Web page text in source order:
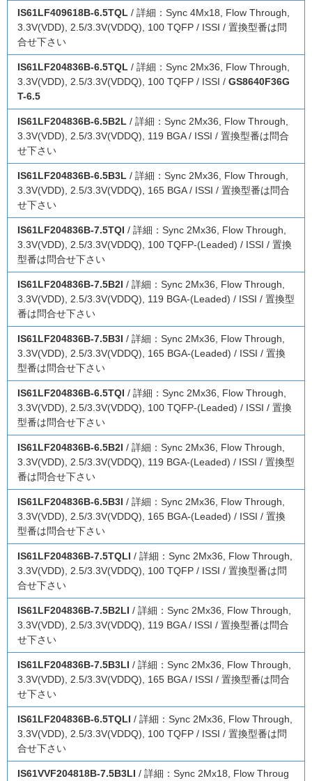
IS61LF409618B-6.5TQL / 詳細：Sync 4Mx18, Flow Through,
3.3V(VDD), 2.5/3.3V(VDDQ), 100 TQFP / ISSI / 置換型番は問
合せ下さい
IS61LF204836B-6.5TQL / 詳細：Sync 2Mx36, Flow Through,
3.3V(VDD), 2.5/3.3V(VDDQ), 100 TQFP / ISSI / GS8640F36G
T-6.5
IS61LF204836B-6.5B2L / 詳細：Sync 2Mx36, Flow Through,
3.3V(VDD), 2.5/3.3V(VDDQ), 119 BGA / ISSI / 置換型番は問合
せ下さい
IS61LF204836B-6.5B3L / 詳細：Sync 2Mx36, Flow Through,
3.3V(VDD), 2.5/3.3V(VDDQ), 165 BGA / ISSI / 置換型番は問合
せ下さい
IS61LF204836B-7.5TQI / 詳細：Sync 2Mx36, Flow Through,
3.3V(VDD), 2.5/3.3V(VDDQ), 100 TQFP-(Leaded) / ISSI / 置換
型番は問合せ下さい
IS61LF204836B-7.5B2I / 詳細：Sync 2Mx36, Flow Through,
3.3V(VDD), 2.5/3.3V(VDDQ), 119 BGA-(Leaded) / ISSI / 置換型
番は問合せ下さい
IS61LF204836B-7.5B3I / 詳細：Sync 2Mx36, Flow Through,
3.3V(VDD), 2.5/3.3V(VDDQ), 165 BGA-(Leaded) / ISSI / 置換
型番は問合せ下さい
IS61LF204836B-6.5TQI / 詳細：Sync 2Mx36, Flow Through,
3.3V(VDD), 2.5/3.3V(VDDQ), 100 TQFP-(Leaded) / ISSI / 置換
型番は問合せ下さい
IS61LF204836B-6.5B2I / 詳細：Sync 2Mx36, Flow Through,
3.3V(VDD), 2.5/3.3V(VDDQ), 119 BGA-(Leaded) / ISSI / 置換型
番は問合せ下さい
IS61LF204836B-6.5B3I / 詳細：Sync 2Mx36, Flow Through,
3.3V(VDD), 2.5/3.3V(VDDQ), 165 BGA-(Leaded) / ISSI / 置換
型番は問合せ下さい
IS61LF204836B-7.5TQLI / 詳細：Sync 2Mx36, Flow Through,
3.3V(VDD), 2.5/3.3V(VDDQ), 100 TQFP / ISSI / 置換型番は問
合せ下さい
IS61LF204836B-7.5B2LI / 詳細：Sync 2Mx36, Flow Through,
3.3V(VDD), 2.5/3.3V(VDDQ), 119 BGA / ISSI / 置換型番は問合
せ下さい
IS61LF204836B-7.5B3LI / 詳細：Sync 2Mx36, Flow Through,
3.3V(VDD), 2.5/3.3V(VDDQ), 165 BGA / ISSI / 置換型番は問合
せ下さい
IS61LF204836B-6.5TQLI / 詳細：Sync 2Mx36, Flow Through,
3.3V(VDD), 2.5/3.3V(VDDQ), 100 TQFP / ISSI / 置換型番は問
合せ下さい
IS61VVF204818B-7.5B3LI / 詳細：Sync 2Mx18, Flow Throug